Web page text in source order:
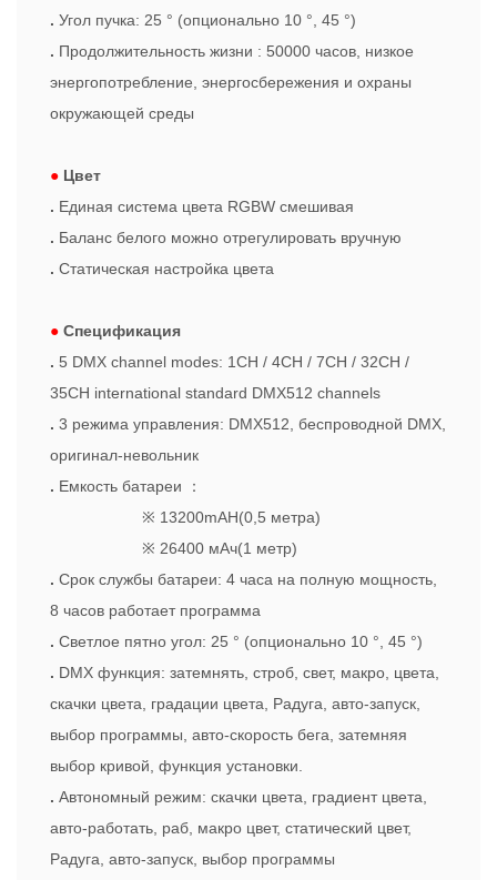
. Угол пучка: 25 ° (опционально 10 °, 45 °)
. Продолжительность жизни : 50000 часов, низкое
энергопотребление, энергосбережения и охраны
окружающей среды
● Цвет
. Единая система цвета RGBW смешивая
. Баланс белого можно отрегулировать вручную
. Статическая настройка цвета
● Спецификация
. 5 DMX channel modes: 1CH / 4CH / 7CH / 32CH /
35CH international standard DMX512 channels
. 3 режима управления: DMX512, беспроводной DMX,
оригинал-невольник
. Емкость батареи
：
※ 13200mAH(0,5 метра)
※ 26400 мАч(1 метр)
. Срок службы батареи: 4 часа на полную мощность,
8 часов работает программа
. Светлое пятно угол: 25 ° (опционально 10 °, 45 °)
. DMX функция: затемнять, строб, свет, макро, цвета,
скачки цвета, градации цвета, Радуга, авто-запуск,
выбор программы, авто-скорость бега, затемняя
выбор кривой, функция установки.
. Автономный режим: скачки цвета, градиент цвета,
авто-работать, раб, макро цвет, статический цвет,
Радуга, авто-запуск, выбор программы